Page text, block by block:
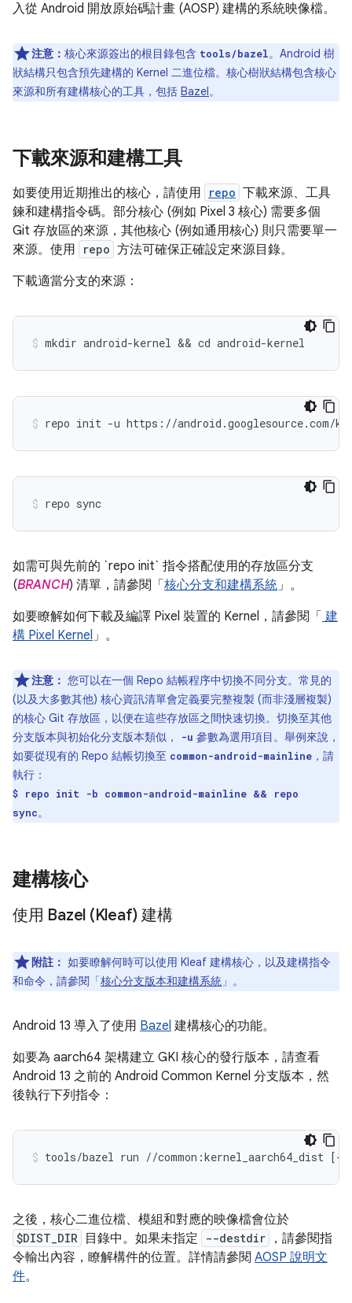
入從 Android 開放原始碼計畫 (AOSP) 建構的系統映像檔。
注意： 核心來源簽出的根目錄包含 tools/bazel。Android 樹
狀結構只包含預先建構的 Kernel 二進位檔。核心樹狀結構包含核心
來源和所有建構核心的工具，包括 Bazel。
下載來源和建構工具
如要使用近期推出的核心，請使用 repo 下載來源、工具
鍊和建構指令碼。部分核心 (例如 Pixel 3 核心) 需要多個
Git 存放區的來源，其他核心 (例如通用核心) 則只需要單一
來源。使用
repo 方法可確保正確設定來源目錄。
下載適當分支的來源：
mkdir android-kernel && cd android-kernel
repo init -u https://android.googlesource.com/
repo sync
如需可與先前的 `repo init` 指令搭配使用的存放區分支
(BRANCH) 清單，請參閱「 核心分支和建構系統」。
如要瞭解如何下載及編譯 Pixel 裝置的 Kernel，請參閱「 建
構 Pixel Kernel」。
注意： 您可以在一個 Repo 結帳程序中切換不同分支。常見的
(以及大多數其他) 核心資訊清單會定義要完整複製 (而非淺層複製)
的核心 Git 存放區，以便在這些存放區之間快速切換。切換至其他
分支版本與初始化分支版本類似，
-u 參數為選用項目。舉例來說，
如要從現有的 Repo 結帳切換至 common-android-mainline ，請
執行：
$ repo init -b common-android-mainline && repo
sync。
建構核心
使用 Bazel (Kleaf) 建構
附註： 如要瞭解何時可以使用 Kleaf 建構核心，以及建構指令
和命令，請參閱「核心分支版本和建構系統 」。
Android 13 導入了使用 Bazel 建構核心的功能。
如要為 aarch64 架構建立 GKI 核心的發行版本，請查看
Android 13 之前的 Android Common Kernel 分支版本，然
後執行下列指令：
tools/bazel run //common:kernel_aarch64_dist
之後，核心二進位檔、模組和對應的映像檔會位於
$DIST_DIR 目錄中。如果未指定 --destdir
，請參閱指
令輸出內容，瞭解構件的位置。詳情請參閱 AOSP 說明文
件。